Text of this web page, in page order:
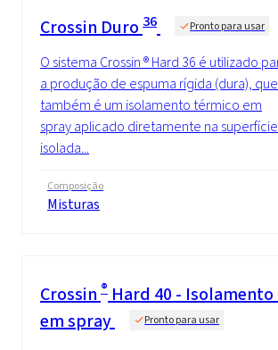
Crossin Duro 36 Pronto para usar
O sistema Crossin ® Hard 36 é utilizado
a produção de espuma rígida (dura), que
também é um isolamento térmico em
spray aplicado diretamente na superfície
isolada...
Composição
Misturas
Crossin ® Hard 40 -
em spray
Pronto para usar